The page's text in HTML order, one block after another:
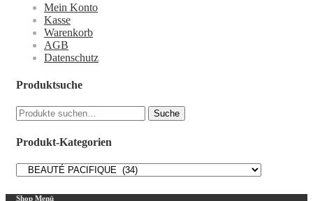
Mein Konto
Kasse
Warenkorb
AGB
Datenschutz
Produktsuche
Suche
nach:
Suche
Produkt-Kategorien
Shop Menü